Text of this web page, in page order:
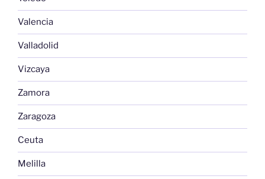
Valencia
Valladolid
Vizcaya
Zamora
Zaragoza
Ceuta
Melilla